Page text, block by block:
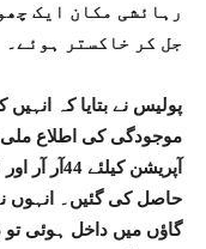
رہائشی مکان ایک
جل کر خاکستر ہوئے۔
پولیس نے بتایا کہ
حاصل کی گئیں۔ انہوں
گاؤں میں داخل ہوئی